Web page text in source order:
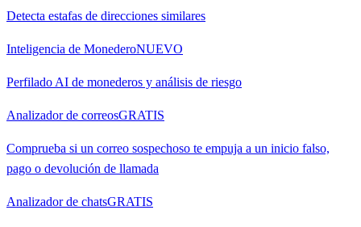
Detecta estafas de direcciones similares
Inteligencia de MonederoNUEVO
Perfilado AI de monederos y análisis de riesgo
Analizador de correosGRATIS
Comprueba si un correo sospechoso te empuja a un inicio falso,
pago o devolución de llamada
Analizador de chatsGRATIS